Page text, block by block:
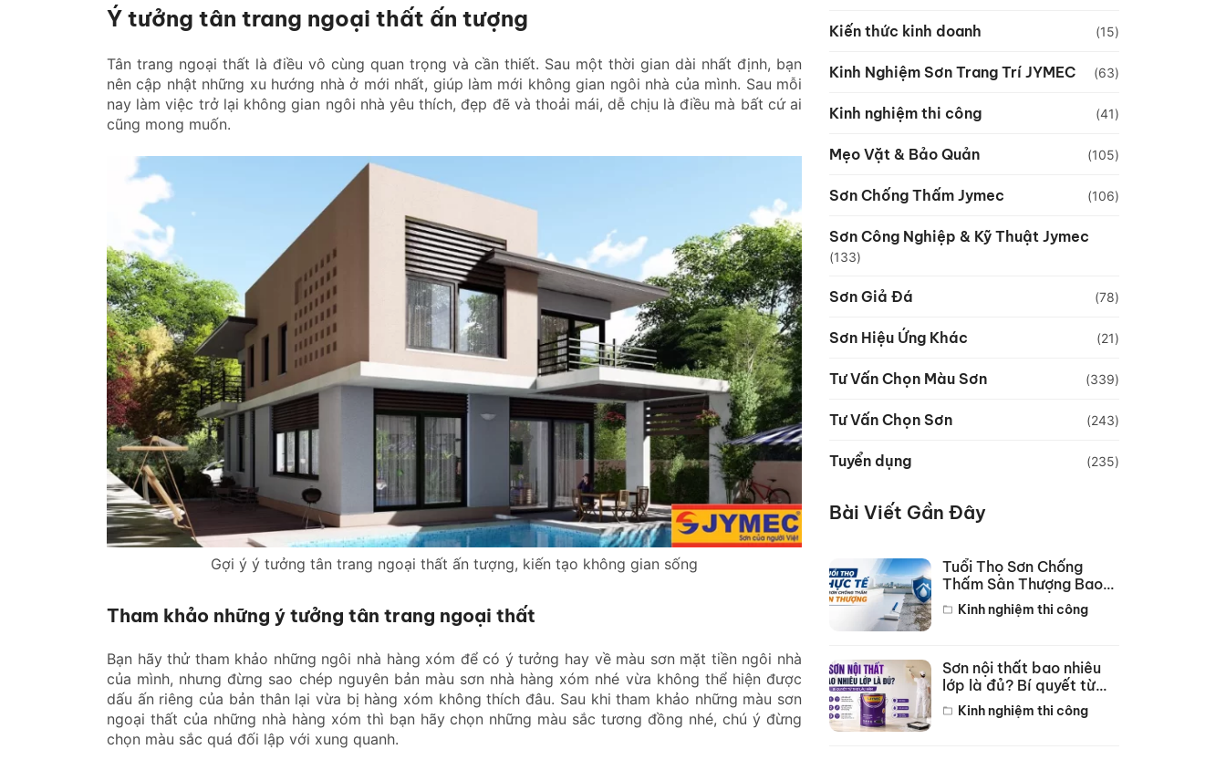
Ý tưởng tân trang ngoại thất ấn tượng
Tân trang ngoại thất là điều vô cùng quan trọng và cần thiết. Sau một thời gian dài nhất định, bạn
nên cập nhật những xu hướng nhà ở mới nhất, giúp làm mới không gian ngôi nhà của mình. Sau mỗi
nay làm việc trở lại không gian ngôi nhà yêu thích, đẹp đẽ và thoải mái, dễ chịu là điều mà bất cứ ai
cũng mong muốn.
Gợi ý ý tưởng tân trang ngoại thất ấn tượng, kiến tạo không gian sống
Tham khảo những ý tưởng tân trang ngoại thất
Bạn hãy thử tham khảo những ngôi nhà hàng xóm để có ý tưởng hay về màu sơn mặt tiền ngôi nhà
của mình, nhưng đừng sao chép nguyên bản màu sơn nhà hàng xóm nhé vừa không thể hiện được
dấu ấn riêng của bản thân lại vừa bị hàng xóm không thích đâu. Sau khi tham khảo những màu sơn
ngoại thất của những nhà hàng xóm thì bạn hãy chọn những màu sắc tương đồng nhé, chú ý đừng
chọn màu sắc quá đối lập với xung quanh.
Kiến thức kinh doanh (15)
Kinh Nghiệm Sơn Trang Trí JYMEC (63)
Kinh nghiệm thi công (41)
Mẹo Vặt & Bảo Quản (105)
Sơn Chống Thấm Jymec (106)
Sơn Công Nghiệp & Kỹ Thuật Jymec
(133)
Sơn Giả Đá (78)
Sơn Hiệu Ứng Khác (21)
Tư Vấn Chọn Màu Sơn (339)
Tư Vấn Chọn Sơn (243)
Tuyển dụng (235)
Bài Viết Gần Đây
Tuổi Thọ Sơn Chống
Thấm Sân Thượng Bao
Lâu? Bí Quyết Bền 10
NămKinh nghiệm thi công
Sơn nội thất bao nhiêu
lớp là đủ? Bí quyết từ
thợ lâu năm
Kinh nghiệm thi công